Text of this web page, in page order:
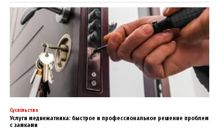
Суспільство
Услуги медвежатника: быстрое и профессиональное решение проблем
с замками